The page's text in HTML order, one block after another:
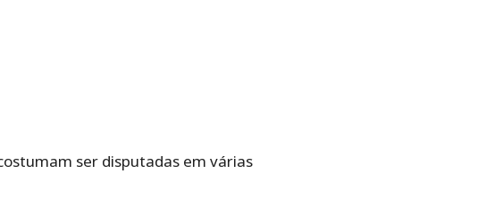
ser disputadas em várias